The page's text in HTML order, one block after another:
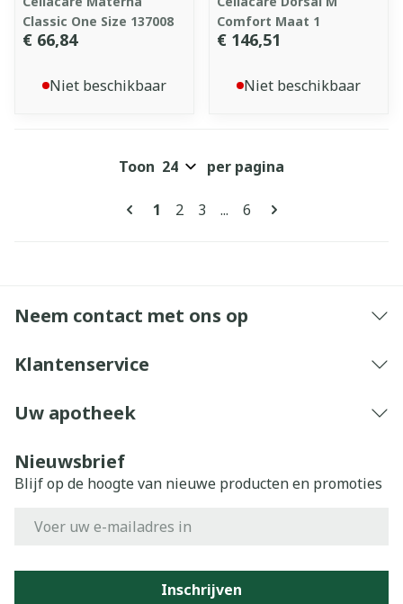
Classic One Size 137008
€ 66,84
Niet beschikbaar
Comfort Maat 1
€ 146,51
Niet beschikbaar
Pagina's
U lees momenteel pagina
1 Pagina
2 Pagina
3 ... Pagina
6
Toon per pagina
Neem contact met ons op
Klantenservice
Uw apotheek
Nieuwsbrief
Blijf op de hoogte van nieuwe producten en promoties
Inschrijven